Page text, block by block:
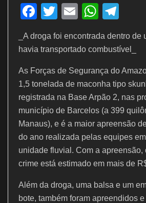
F
c
b
o
o
k
T
w
itt
er
E
ai
W
h
at
A
p
p
e
gr
a
m
_A droga foi encontrada dentro de
havia transportado combustível_
As Forças de Segurança do
1,5 tonelada de maconha tipo
registrada na Base Arpão 2, nas
município de Barcelos (a 399
Manaus), e é a maior apreensão
do ano realizada pelas equipes
unidade fluvial. Com a apreensão,
crime está estimado em mais de
Além da droga, uma balsa e um
bote, também foram apreendidos